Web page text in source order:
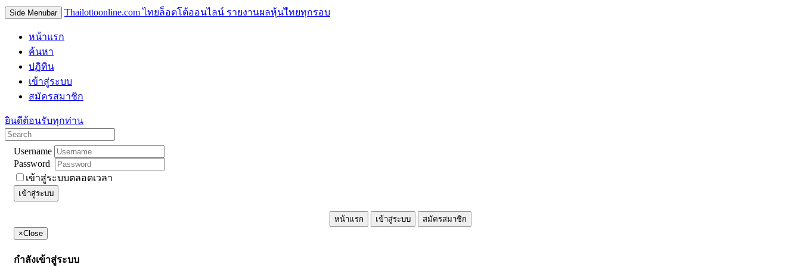
Side Menubar Thailottoonline.com ไทยล็อตโต้ออนไลน์ รายงานผลหุ้นไืทยทุกรอบ
หน้าแรก
ค้นหา
ปฏิทิน
เข้าสู่ระบบ
สมัครสมาชิก
ยินดีต้อนรับทุกท่าน
Username
Password
เข้าสู่ระบบตลอดเวลา
เข้าสู่ระบบ
หน้าแรก เข้าสู่ระบบ
สมัครสมาชิก
×Close
กำลังเข้าสู่ระบบ